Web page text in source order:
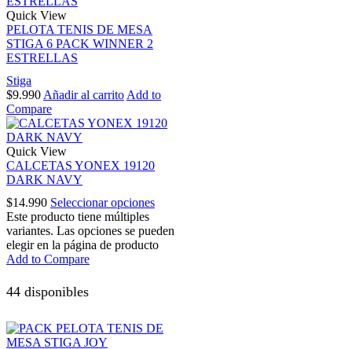
Quick View
PELOTA TENIS DE MESA
STIGA 6 PACK WINNER 2
ESTRELLAS
Stiga
$9.990 Añadir al carrito Add to
Compare
Quick View
CALCETAS YONEX 19120
DARK NAVY
$14.990 Seleccionar opciones
Este producto tiene múltiples
variantes. Las opciones se pueden
elegir en la página de producto
Add to Compare
44 disponibles